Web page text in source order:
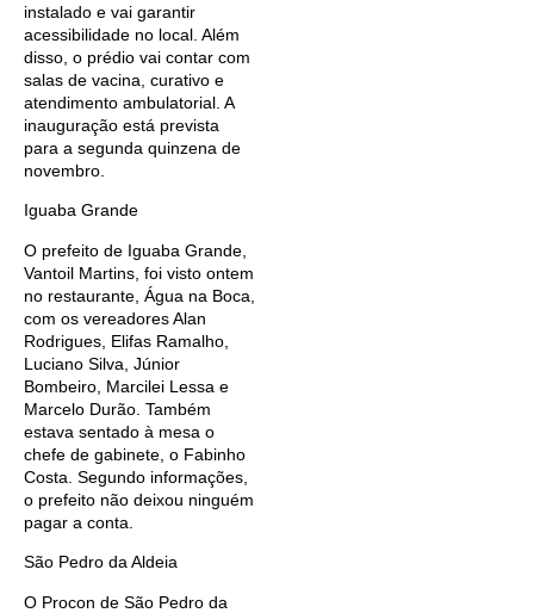
instalado e vai garantir
acessibilidade no local. Além
disso, o prédio vai contar com
salas de vacina, curativo e
atendimento ambulatorial. A
inauguração está prevista
para a segunda quinzena de
novembro.
Iguaba Grande
O prefeito de Iguaba Grande,
Vantoil Martins, foi visto ontem
no restaurante, Água na Boca,
com os vereadores Alan
Rodrigues, Elifas Ramalho,
Luciano Silva, Júnior
Bombeiro, Marcilei Lessa e
Marcelo Durão. Também
estava sentado à mesa o
chefe de gabinete, o Fabinho
Costa. Segundo informações,
o prefeito não deixou ninguém
pagar a conta.
São Pedro da Aldeia
O Procon de São Pedro da